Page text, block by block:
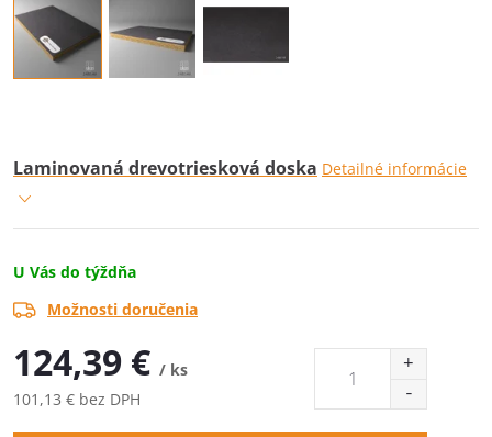
Laminovaná drevotriesková doska Detailné informácie
U Vás do týždňa
Možnosti doručenia
124,39 € / ks
101,13 € bez DPH